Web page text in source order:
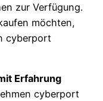
zur Verfügung.
möchten,
cyberport
Erfahrung
cyberport